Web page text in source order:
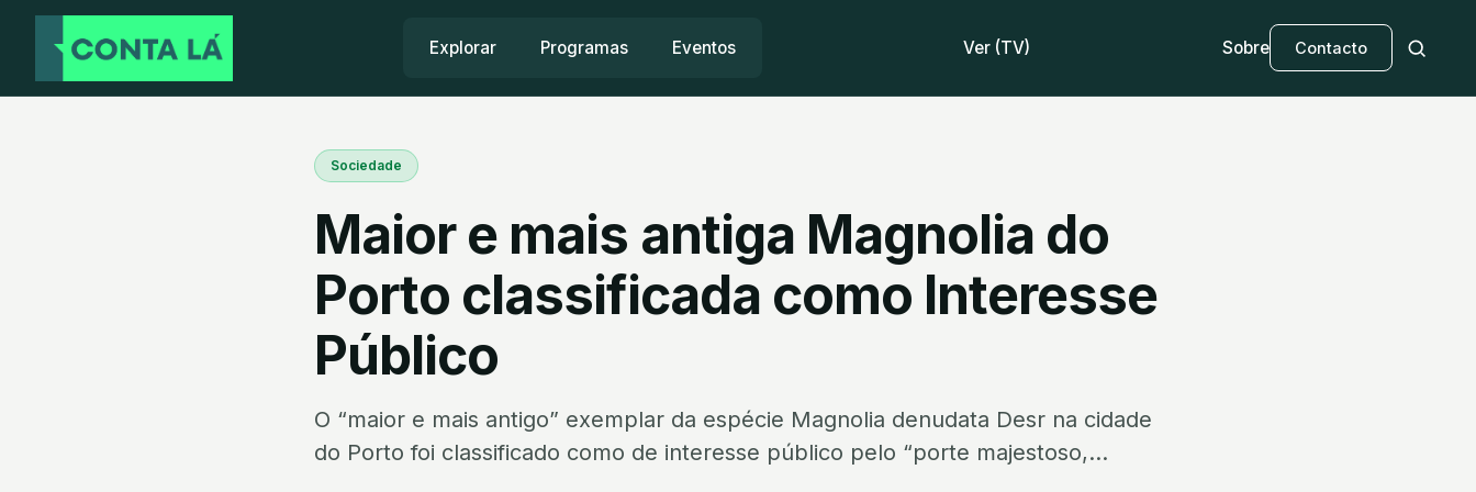
Explorar Programas Eventos Ver (TV) Sobre Contacto
Sociedade
Maior e mais antiga Magnolia do
Porto classificada como Interesse
Público
O “maior e mais antigo” exemplar da espécie Magnolia denudata Desr na cidade
do Porto foi classificado como de interesse público pelo “porte majestoso,...